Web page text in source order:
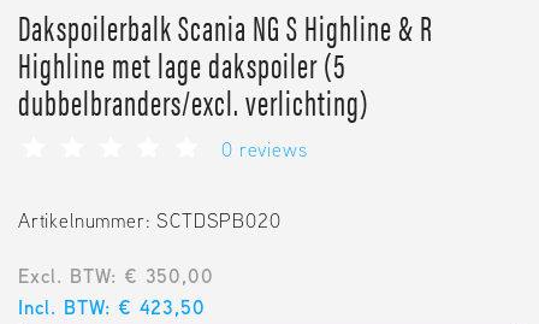
Dakspoilerbalk Scania NG S Highline & R
Highline met lage dakspoiler (5
dubbelbranders/excl. verlichting)
0 reviews
Artikelnummer: SCTDSPB020
Excl. BTW: € 350,00
Incl. BTW: € 423,50